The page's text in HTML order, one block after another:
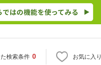
検索条件 0 お気に入り